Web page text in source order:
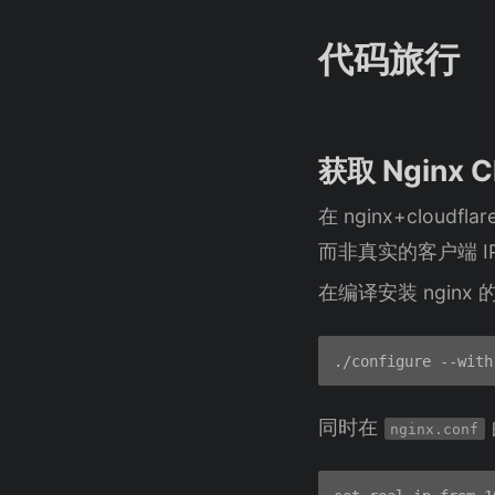
代码旅行
获取 Nginx
在
而非真实的客户端
在编译安装 nginx
同时在 nginx.conf